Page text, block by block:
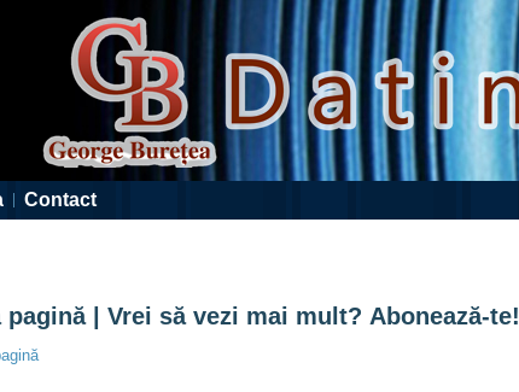
Contact
| Vrei să vezi mai mult? Abonează-te!